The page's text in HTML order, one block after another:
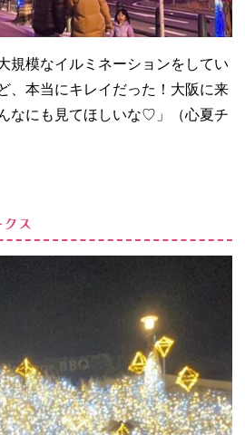
規模なイルミネーションをしてい
、本当にキレイだった！大阪に来
なにも見てほしいな♡」（心夏チ
ス